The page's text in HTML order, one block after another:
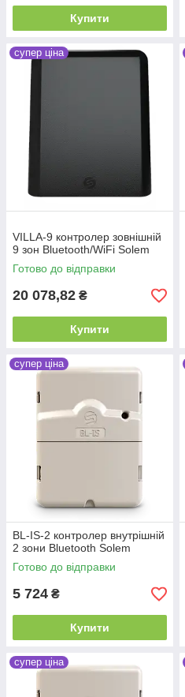
Купити
супер ціна
VILLA-9 контролер зовнішній
9 зон Bluetooth/WiFi Solem
Готово до відправки
20 078,82 ₴
Купити
супер ціна
BL-IS-2 контролер внутрішній
2 зони Bluetooth Solem
Готово до відправки
5 724 ₴
Купити
супер ціна